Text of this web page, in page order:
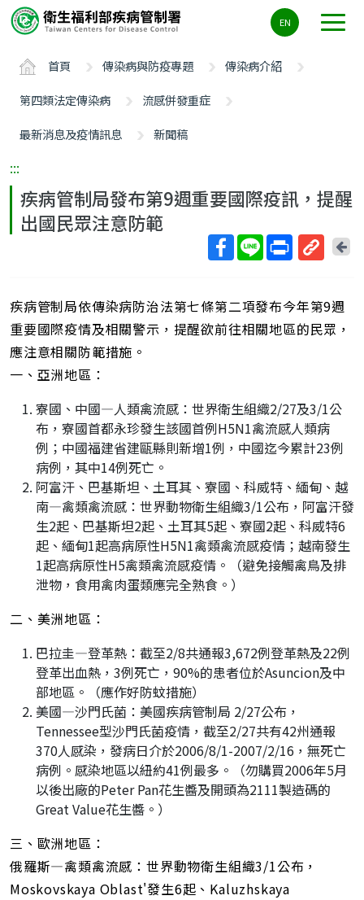
要
ALT+C
EN
首頁 傳染病與防疫專題
傳染病介紹
第四類法定傳染病
流感併發重症
最新消息及疫情訊息
新聞稿
:::
疾病管制局發布第9週重要國際疫訊，提醒
出國民眾注意防範
短
網
回
疾病管制局依傳染病防治法第七條第二項發布今年第9週
重要國際疫情及相關警示，提醒欲前往相關地區的民眾，
應注意相關防範措施。
一、亞洲地區：
寮國、中國—人類禽流感：世界衛生組織2/27及3/1公
布，寮國首都永珍發生該國首例H5N1禽流感人類病
例；中國福建省建甌縣則新增1例，中國迄今累計23例
病例，其中14例死亡。
阿富汗、巴基斯坦、土耳其、寮國、科威特、緬甸、越
南—禽類禽流感：世界動物衛生組織3/1公布，阿富汗發
生2起、巴基斯坦2起、土耳其5起、寮國2起、科威特6
起、緬甸1起高病原性H5N1禽類禽流感疫情；越南發生
1起高病原性H5禽類禽流感疫情。（避免接觸禽鳥及排
泄物，食用禽肉蛋類應完全熟食。）
二、美洲地區：
巴拉圭—登革熱：截至2/8共通報3,672例登革熱及22例
登革出血熱，3例死亡，90%的患者位於Asuncion及中
部地區。（應作好防蚊措施）
美國—沙門氏菌：美國疾病管制局 2/27公布，
Tennessee型沙門氏菌疫情，截至2/27共有42州通報
370人感染，發病日介於2006/8/1-2007/2/16，無死亡
病例。感染地區以紐約41例最多。（勿購買2006年5月
以後出廠的Peter Pan花生醬及開頭為2111製造碼的
Great Value花生醬。）
三、歐洲地區：
俄羅斯—禽類禽流感：世界動物衛生組織3/1公布，
Moskovskaya Oblast'發生6起、Kaluzhskaya